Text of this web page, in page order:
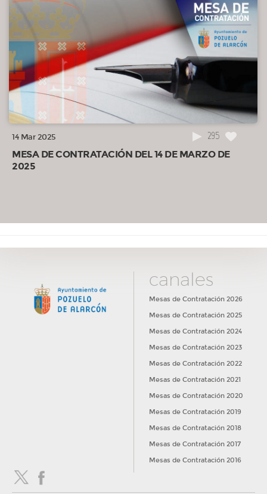
14 Mar 2025 295
MESA DE CONTRATACIÓN DEL 14 DE MARZO DE
2025
canales
Mesas de Contratación 2026
Mesas de Contratación 2025
Mesas de Contratación 2024
Mesas de Contratación 2023
Mesas de Contratación 2022
Mesas de Contratación 2021
Mesas de Contratación 2020
Mesas de Contratación 2019
Mesas de Contratación 2018
Mesas de Contratación 2017
Mesas de Contratación 2016